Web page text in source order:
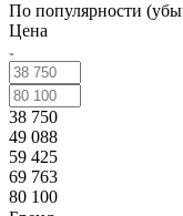
По популярности
Цена
38 750
49 088
59 425
69 763
80 100